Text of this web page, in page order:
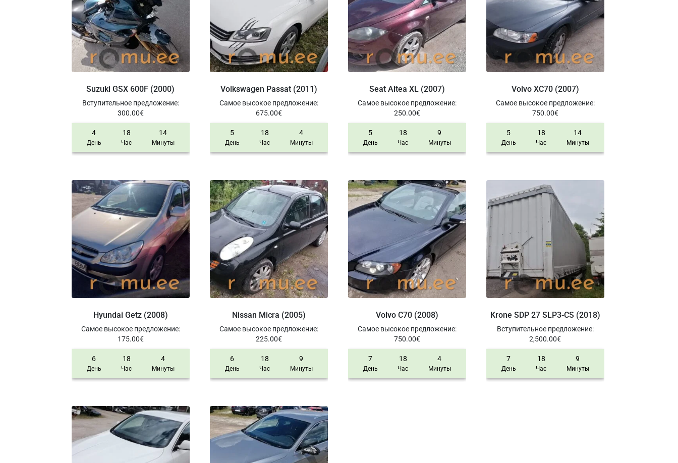
Suzuki GSX 600F (2000)
Вступительное предложение:
300.00€
4
День
18
Час
14
Минуты
Volkswagen Passat (2011)
Самое высокое предложение:
675.00€
5
День
18
Час
4
Минуты
Seat Altea XL (2007)
Самое высокое предложение:
250.00€
5
День
18
Час
9
Минуты
Volvo XC70 (2007)
Самое высокое предложение:
750.00€
5
День
18
Час
14
Минуты
Hyundai Getz (2008)
Самое высокое предложение:
175.00€
6
День
18
Час
4
Минуты
Nissan Micra (2005)
Самое высокое предложение:
225.00€
6
День
18
Час
9
Минуты
Volvo C70 (2008)
Самое высокое предложение:
750.00€
7
День
18
Час
4
Минуты
Krone SDP 27 SLP3-CS (2018)
Вступительное предложение:
2,500.00€
7
День
18
Час
9
Минуты